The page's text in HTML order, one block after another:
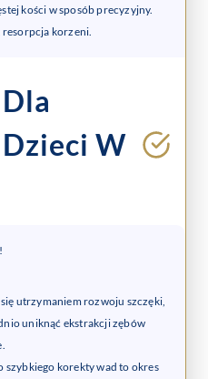
kości w sposób precyzyjny.
korzeni.
W
utrzymaniem rozwoju szczęki,
uniknąć ekstrakcji zębów
szybkiego korekty wad to okres